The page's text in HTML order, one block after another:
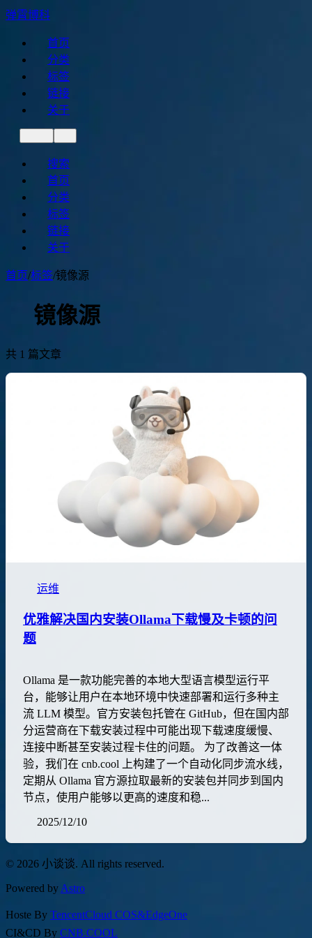
弹霄博科
首页
分类
标签
链接
关于
搜索
首页
分类
标签
链接
关于
首页/标签/镜像源
镜像源
共 1 篇文章
运维
优雅解决国内安装Ollama下载慢及卡顿的问
题
Ollama 是一款功能完善的本地大型语言模型运行平
台，能够让用户在本地环境中快速部署和运行多种主
流 LLM 模型。官方安装包托管在 GitHub，但在国内部
分运营商在下载安装过程中可能出现下载速度缓慢、
连接中断甚至安装过程卡住的问题。 为了改善这一体
验，我们在 cnb.cool 上构建了一个自动化同步流水线，
定期从 Ollama 官方源拉取最新的安装包并同步到国内
节点，使用户能够以更高的速度和稳...
2025/12/10
© 2026 小谈谈. All rights reserved.
Powered by Astro
Hoste By TencentCloud COS&EdgeOne
CI&CD By CNB.COOL